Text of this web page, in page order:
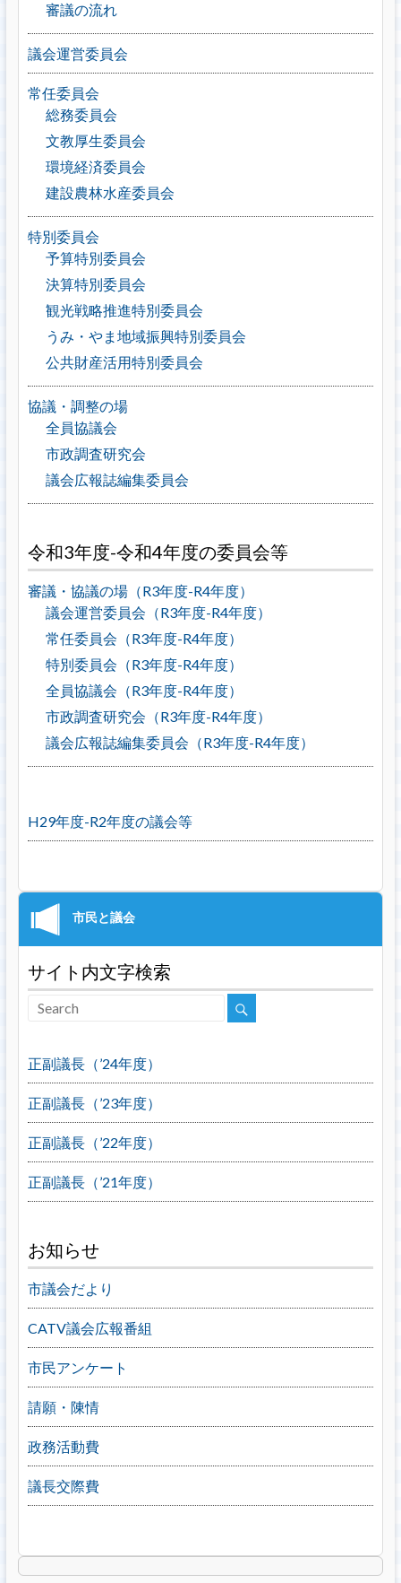
審議の流れ
議会運営委員会
常任委員会
総務委員会
文教厚生委員会
環境経済委員会
建設農林水産委員会
特別委員会
予算特別委員会
決算特別委員会
観光戦略推進特別委員会
うみ・やま地域振興特別委員会
公共財産活用特別委員会
協議・調整の場
全員協議会
市政調査研究会
議会広報誌編集委員会
令和3年度-令和4年度の委員会等
審議・協議の場（R3年度-R4年度）
議会運営委員会（R3年度-R4年度）
常任委員会（R3年度-R4年度）
特別委員会（R3年度-R4年度）
全員協議会（R3年度-R4年度）
市政調査研究会（R3年度-R4年度）
議会広報誌編集委員会（R3年度-R4年度）
H29年度-R2年度の議会等
サイト内文字検索
正副議長（’24年度）
正副議長（’23年度）
正副議長（’22年度）
正副議長（’21年度）
お知らせ
市議会だより
CATV議会広報番組
市民アンケート
請願・陳情
政務活動費
議長交際費